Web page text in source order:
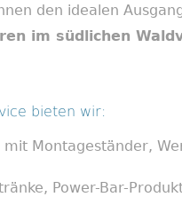
den idealen
im südlichen
bieten wir:
Montageständer,
Power-Bar-